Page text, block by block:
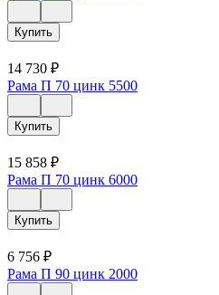
Купить
14 730 ₽
Рама П 70 цинк 5500
Купить
15 858 ₽
Рама П 70 цинк 6000
Купить
6 756 ₽
Рама П 90 цинк 2000